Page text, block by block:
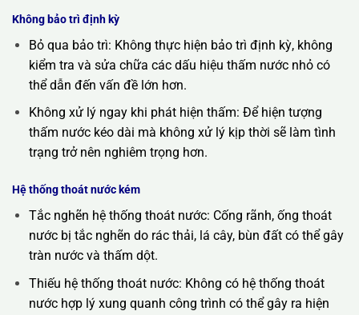
Không bảo trì định kỳ
Bỏ qua bảo trì: Không thực hiện bảo trì định kỳ, không
kiểm tra và sửa chữa các dấu hiệu thấm nước nhỏ có
thể dẫn đến vấn đề lớn hơn.
Không xử lý ngay khi phát hiện thấm: Để hiện tượng
thấm nước kéo dài mà không xử lý kịp thời sẽ làm tình
trạng trở nên nghiêm trọng hơn.
Hệ thống thoát nước kém
Tắc nghẽn hệ thống thoát nước: Cống rãnh, ống thoát
nước bị tắc nghẽn do rác thải, lá cây, bùn đất có thể gây
tràn nước và thấm dột.
Thiếu hệ thống thoát nước: Không có hệ thống thoát
nước hợp lý xung quanh công trình có thể gây ra hiện